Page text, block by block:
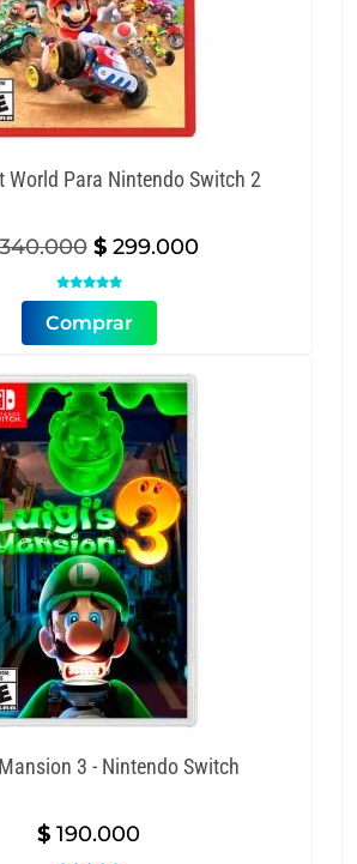
World Para Nintendo Switch 2
Original
price
was:
$ 340.000.
$299.000Current

Comprar
3 - Nintendo Switch
$ 190.000